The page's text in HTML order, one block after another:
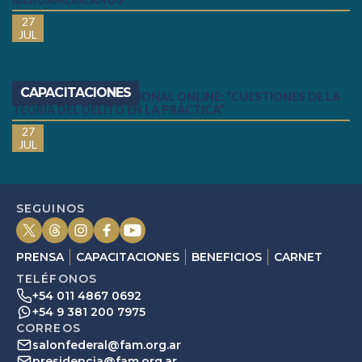
27
JUL
CAPACITACIONES
SEMINARIO INTERNACIONAL ONLINE: “CUESTIONES DE LA
TEORÍA DEL DELITO EN LA PRÁCTICA”
27
JUL
SEGUINOS
PRENSA CAPACITACIONES BENEFICIOS
CARNET
TELÉFONOS
+54 011 4867 0692
+54 9 381 200 7975
CORREOS
salonfederal@fam.org.ar